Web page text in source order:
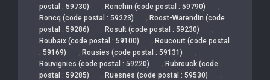
postal : 59730)
, Ronchin (code postal : 59790) ,
Roncq (code postal : 59223) , Roost-Warendin (code
postal : 59286)
, Rosult (code postal : 59230) ,
Roubaix (code postal : 59100) , Roucourt (code postal
: 59169)
, Rousies (code postal : 59131) ,
Rouvignies (code postal : 59220) , Rubrouck (code
postal : 59285)
, Ruesnes (code postal : 59530) ,